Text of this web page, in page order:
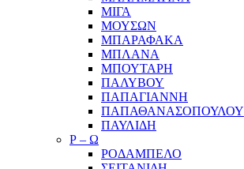
ΜΙΓΑ
ΜΟΥΣΩΝ
ΜΠΑΡΑΦΑΚΑ
ΜΠΛΑΝΑ
ΜΠΟΥΤΑΡΗ
ΠΑΛΥΒΟΥ
ΠΑΠΑΓΙΑΝΝΗ
ΠΑΠΑΘΑΝΑΣΟΠΟΥΛΟΥ
ΠΑΥΛΙΔΗ
Ρ – Ω
ΡΟΔΑΜΠΕΛΟ